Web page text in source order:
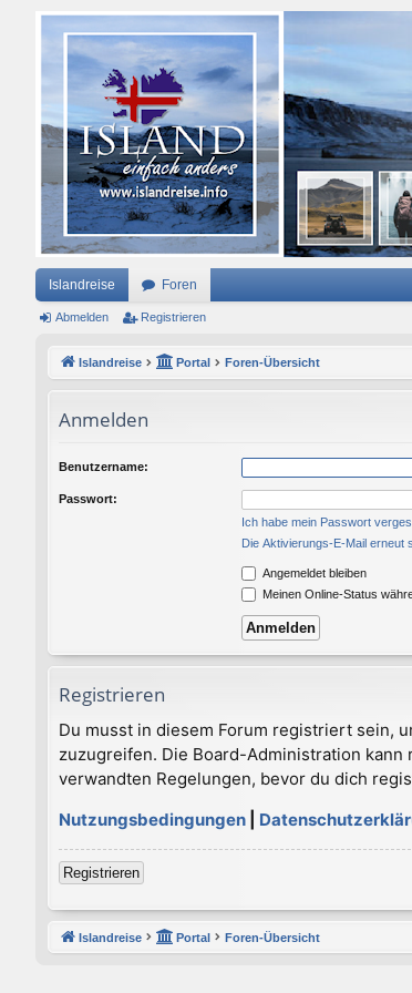
Islandreise Foren
Abmelden Registrieren
Islandreise Portal Foren-Übersicht
Anmelden
Benutzername:
Passwort:
Ich habe mein Passwort
Die Aktivierungs-E-Mail erneut
Angemeldet bleiben
Meinen Online-Status
Registrieren
Du musst in diesem Forum registriert sein,
zuzugreifen. Die Board-Administration
verwandten Regelungen, bevor du dich
Nutzungsbedingungen
Registrieren
Islandreise Portal Foren-Übersicht